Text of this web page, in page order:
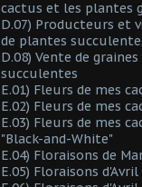
cactus et les plantes
D.07) Producteurs et
de plantes
D.08) Vente de
succulentes
E.01) Fleurs de mes
E.02) Fleurs de mes
E.03) Fleurs de mes
"Black-and-White"
E.04) Floraisons de
E.05) Floraisons d'Avril